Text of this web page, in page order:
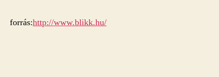
forrás:http://www.blikk.hu/